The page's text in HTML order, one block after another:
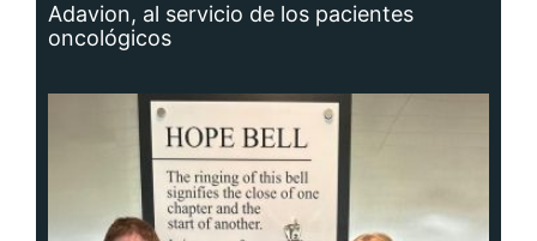
Adavion, al servicio de los pacientes
oncológicos